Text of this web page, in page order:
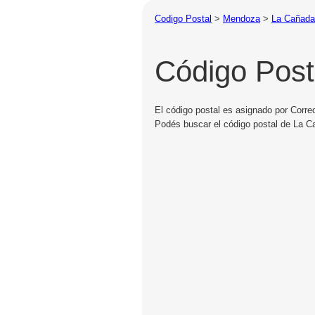
Codigo Postal > Mendoza> La Cañada
Código
El código postal es asignado por
Podés buscar el código postal de La